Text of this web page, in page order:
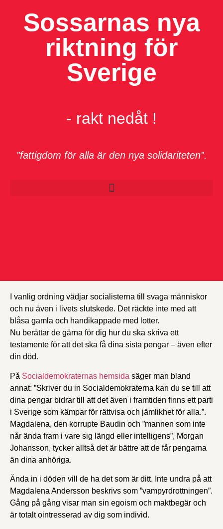
Sossarnas nya
riktning för
Sverige
- rakt nedåt !
”fattigdom för alla är den nya solidariteten”.
I vanlig ordning vädjar socialisterna till svaga människor
och nu även i livets slutskede. Det räckte inte med att
blåsa gamla och handikappade med lotter.
Nu berättar de gärna för dig hur du ska skriva ett
testamente för att det ska få dina sista pengar – även efter
din död.
På Socialdemokraternas hemsida säger man bland
annat: ”Skriver du in Socialdemokraterna kan du se till att
dina pengar bidrar till att det även i framtiden finns ett parti
i Sverige som kämpar för rättvisa och jämlikhet för alla.”.
Magdalena, den korrupte Baudin och ”mannen som inte
når ända fram i vare sig längd eller intelligens”, Morgan
Johansson, tycker alltså det är bättre att de får pengarna
än dina anhöriga.
Ända in i döden vill de ha det som är ditt. Inte undra på att
Magdalena Andersson beskrivs som ”vampyrdrottningen”.
Gång på gång visar man sin egoism och maktbegär och
är totalt ointresserad av dig som individ.